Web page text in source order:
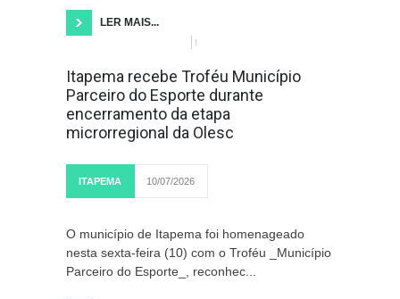
LER MAIS...
Itapema recebe Troféu Município
Parceiro do Esporte durante
encerramento da etapa
microrregional da Olesc
ITAPEMA 10/07/2026
O município de Itapema foi homenageado
nesta sexta-feira (10) com o Troféu _Município
Parceiro do Esporte_, reconhec...